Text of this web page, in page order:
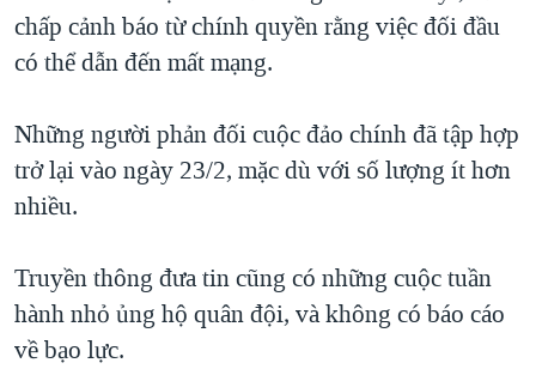
chấp cảnh báo từ chính quyền rằng việc đối đầu
có thể dẫn đến mất mạng.
Những người phản đối cuộc đảo chính đã tập hợp
trở lại vào ngày 23/2, mặc dù với số lượng ít hơn
nhiều.
Truyền thông đưa tin cũng có những cuộc tuần
hành nhỏ ủng hộ quân đội, và không có báo cáo
về bạo lực.